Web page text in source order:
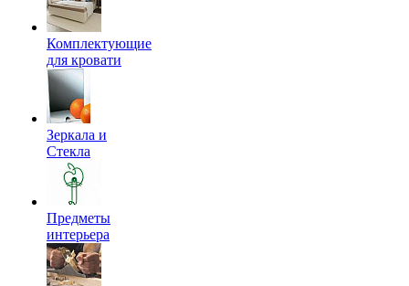
Комплектующие
для кровати
Зеркала и
Стекла
Предметы
интерьера